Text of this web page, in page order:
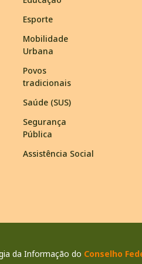
Esporte
Mobilidade
Urbana
Povos
tradicionais
Saúde (SUS)
Segurança
Pública
Assistência Social
da Informação do Conselho